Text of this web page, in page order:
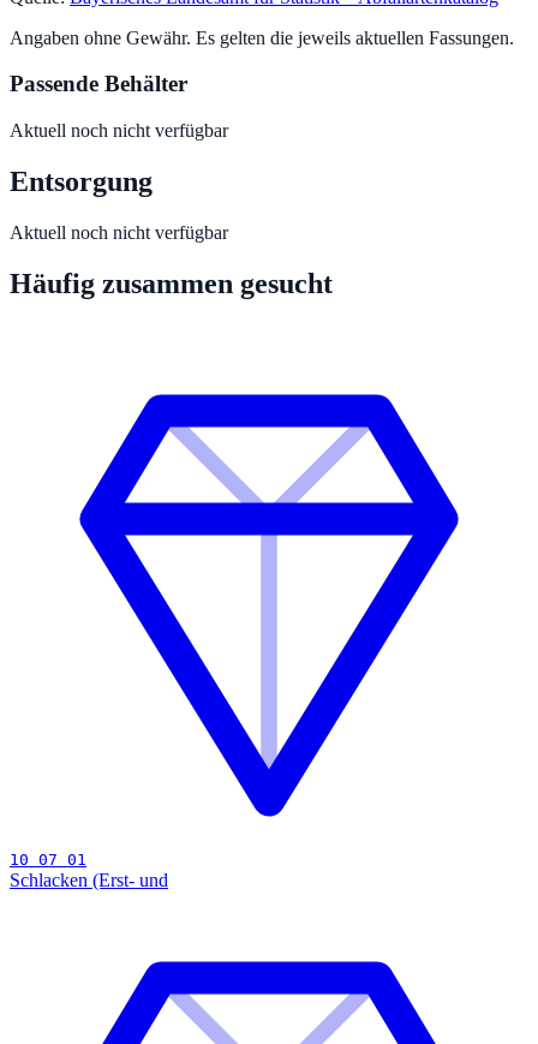
Angaben ohne Gewähr. Es gelten die jeweils aktuellen Fassungen.
Passende Behälter
Aktuell noch nicht verfügbar
Entsorgung
Aktuell noch nicht verfügbar
Häufig zusammen gesucht
10 07 01
Schlacken (Erst- und